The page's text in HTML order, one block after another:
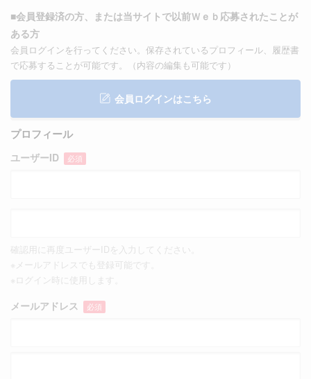
■会員登録済の方、または当サイトで以前Ｗｅｂ応募されたことが
ある方
会員ログインを行ってください。保存されているプロフィール、履歴書
で応募することが可能です。（内容の編集も可能です）
会員ログインはこちら
プロフィール
ユーザーID 必須
確認用に再度ユーザーIDを入力してください。
※メールアドレスでも登録可能です。
※ログイン時に使用します。
メールアドレス 必須